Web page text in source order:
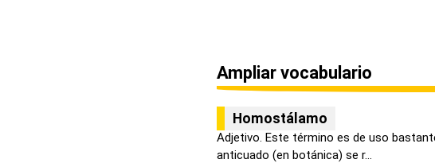
Ampliar vocabulario
Homostálamo
Adjetivo. Este término es de uso
anticuado (en botánica) se r...